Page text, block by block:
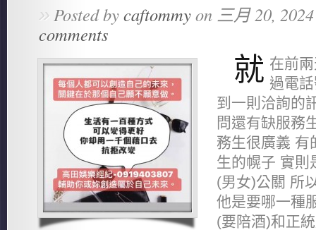
»Posted bycaftommyon 三月 20,
comments
就 在前
過電
到一則洽詢的
問還有缺服務
務生很廣義 有
生的幌子 實則
(男女)公關 所
他是要哪一種
(要陪酒)和正